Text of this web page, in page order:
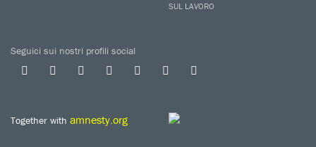
SUL LAVORO
Seguici sui nostri profili social
Together with amnesty.org